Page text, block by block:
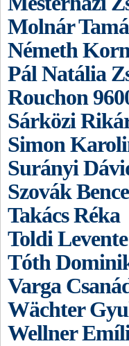
Molnár
Németh
Pál Natália
Rouchon
Sárközi
Simon
Surányi
Szovák Bence
Takács Réka
Toldi Levente
Tóth
Varga
Wächter
Wellner